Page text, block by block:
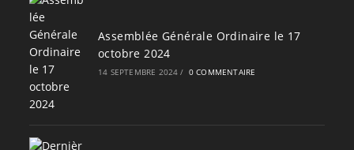
Assemblée Générale Ordinaire le 17
octobre 2024
14 SEPTEMBRE 2024 / 0 COMMENTAIRE